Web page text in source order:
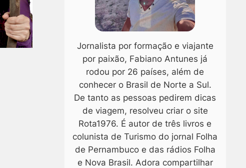
Jornalista por formação e viajante
por paixão, Fabiano Antunes já
rodou por 26 países, além de
conhecer o Brasil de Norte a Sul.
De tanto as pessoas pedirem dicas
de viagem, resolveu criar o site
Rota1976. É autor de três livros e
colunista de Turismo do jornal Folha
de Pernambuco e das rádios Folha
e Nova Brasil. Adora compartilhar